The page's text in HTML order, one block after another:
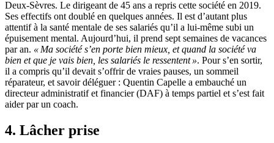
Deux-Sèvres. Le dirigeant de 45 ans a repris cette société en 2019.
Ses effectifs ont doublé en quelques années. Il est d’autant plus
attentif à la santé mentale de ses salariés qu’il a lui-même subi un
épuisement mental. Aujourd’hui, il prend sept semaines de vacances
par an. « Ma société s’en porte bien mieux, et quand la société va
bien et que je vais bien, les salariés le ressentent ». Pour s’en sortir,
il a compris qu’il devait s’offrir de vraies pauses, un sommeil
réparateur, et savoir déléguer : Quentin Capelle a embauché un
directeur administratif et financier (DAF) à temps partiel et s’est fait
aider par un coach.
4. Lâcher prise